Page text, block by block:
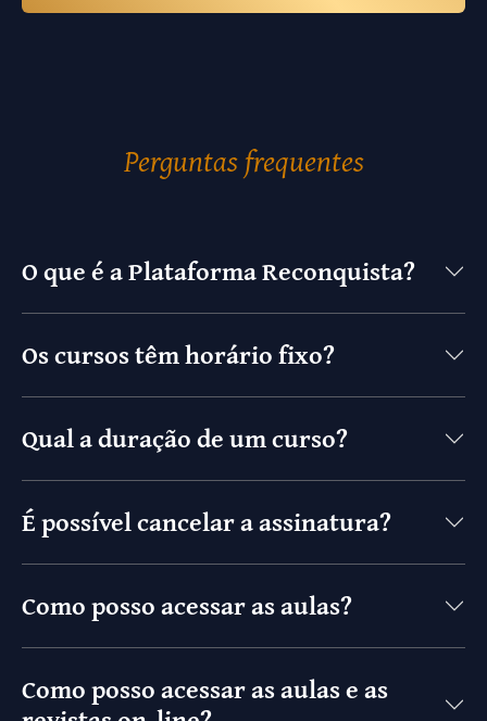
Perguntas frequentes
O que é a Plataforma Reconquista?
Os cursos têm horário fixo?
Qual a duração de um curso?
É possível cancelar a assinatura?
Como posso acessar as aulas?
Como posso acessar as aulas e as